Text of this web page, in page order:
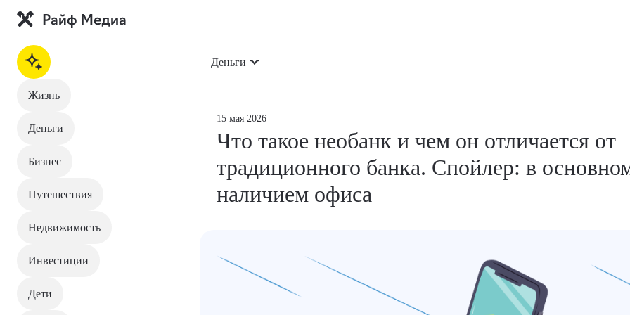
Жизнь
Деньги
Бизнес
Путешествия
Недвижимость
Инвестиции
Дети
Деньги
Жизнь
Деньги
Недвижимость
15 мая 2026
Что такое необанк и чем он отличается от
традиционного банка. Спойлер: в
наличием офиса